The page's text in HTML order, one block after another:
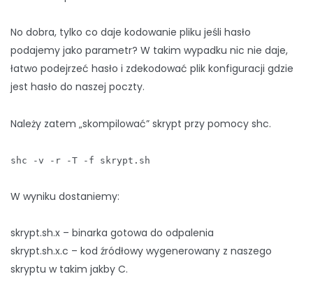
No dobra, tylko co daje kodowanie pliku jeśli hasło
podajemy jako parametr? W takim wypadku nic nie daje,
łatwo podejrzeć hasło i zdekodować plik konfiguracji gdzie
jest hasło do naszej poczty.
Należy zatem „skompilować” skrypt przy pomocy shc.
shc -v -r -T -f skrypt.sh
W wyniku dostaniemy:
skrypt.sh.x – binarka gotowa do odpalenia
skrypt.sh.x.c – kod źródłowy wygenerowany z naszego
skryptu w takim jakby C.